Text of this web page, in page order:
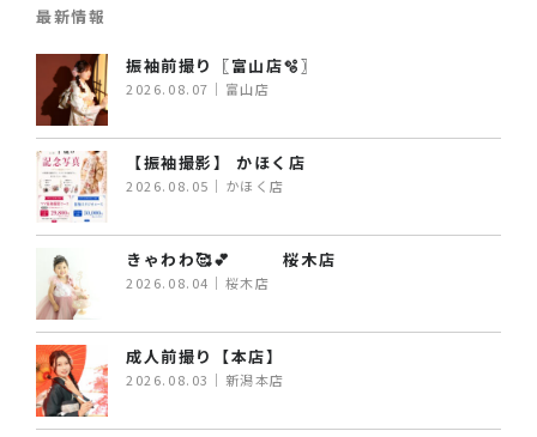
最新情報
振袖前撮り〖富山店🫧〗
2026.08.07｜富山店
【振袖撮影】 かほく店
2026.08.05｜かほく店
きゃわわ🥰💕 桜木店
2026.08.04｜桜木店
成人前撮り【本店】
2026.08.03｜新潟本店